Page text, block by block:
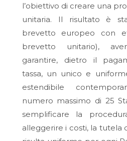
l’obiettivo di creare una
unitaria. Il risultato è
brevetto europeo con
brevetto unitario),
garantire, dietro il
tassa, un unico e
estendibile
numero massimo di 25
semplificare la
alleggerire i costi, la tutela